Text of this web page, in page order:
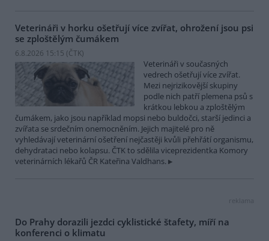
Veterináři v horku ošetřují více zvířat, ohrožení jsou psi
se zploštělým čumákem
6.8.2026 15:15 (ČTK)
Veterináři v současných
vedrech ošetřují více zvířat.
Mezi nejrizikovější skupiny
podle nich patří plemena psů s
krátkou lebkou a zploštělým
čumákem, jako jsou například mopsi nebo buldočci, starší jedinci a
zvířata se srdečním onemocněním. Jejich majitelé pro ně
vyhledávají veterinární ošetření nejčastěji kvůli přehřátí organismu,
dehydrataci nebo kolapsu. ČTK to sdělila viceprezidentka Komory
veterinárních lékařů ČR Kateřina Valdhans.
reklama
Do Prahy dorazili jezdci cyklistické štafety, míří na
konferenci o klimatu